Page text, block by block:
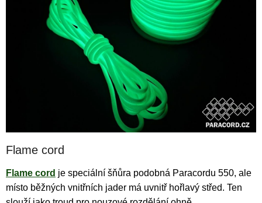
Flame cord
Flame cord je speciální šňůra podobná Paracordu 550, ale
místo běžných vnitřních jader má uvnitř hořlavý střed. Ten